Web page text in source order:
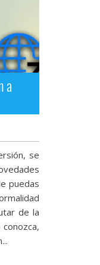
a
se
puedas
de la